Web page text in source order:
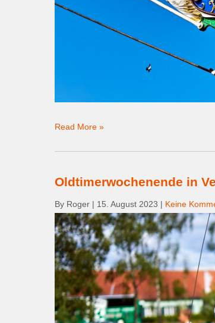
Read More »
Oldtimerwochenende in
By Roger | 15. August 2023 | Keine